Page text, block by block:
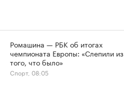
Ромашина — РБК об итогах
чемпионата Европы: «Слепили из
того, что было»
Спорт, 08:05